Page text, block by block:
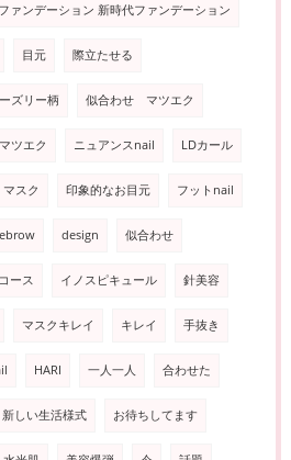
ァンデーション 新時代ファンデーション
目元 際立たせる
ズリー柄 似合わせ マツエク
ツエク ニュアンスnail LDカール
マスク 印象的なお目元 フットnail
design 似合わせ
コース イノスピキュール 針美容
マスクキレイ キレイ 手抜き
HARI 一人一人 合わせた
新しい生活様式 お待ちしてます